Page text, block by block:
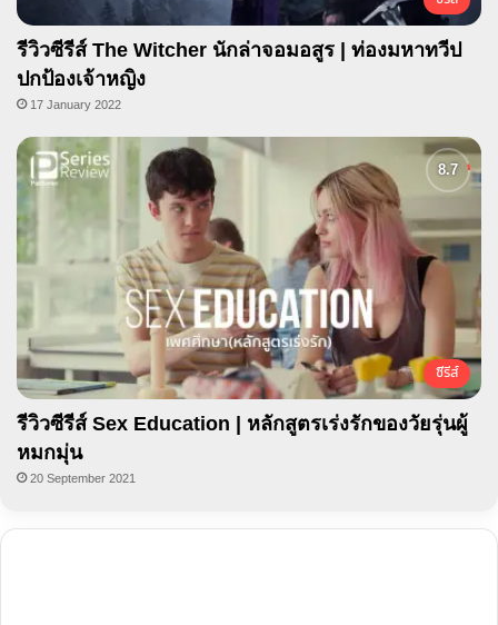
รีวิวซีรีส์ The Witcher นักล่าจอมอสูร | ท่องมหาทวีป
ปกป้องเจ้าหญิง
17 January 2022
ซีรีส์
รีวิวซีรีส์ Sex Education | หลักสูตรเร่งรักของวัยรุ่นผู้
หมกมุ่น
20 September 2021